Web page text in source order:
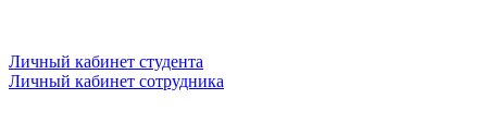
Личный кабинет студента
Личный кабинет сотрудника